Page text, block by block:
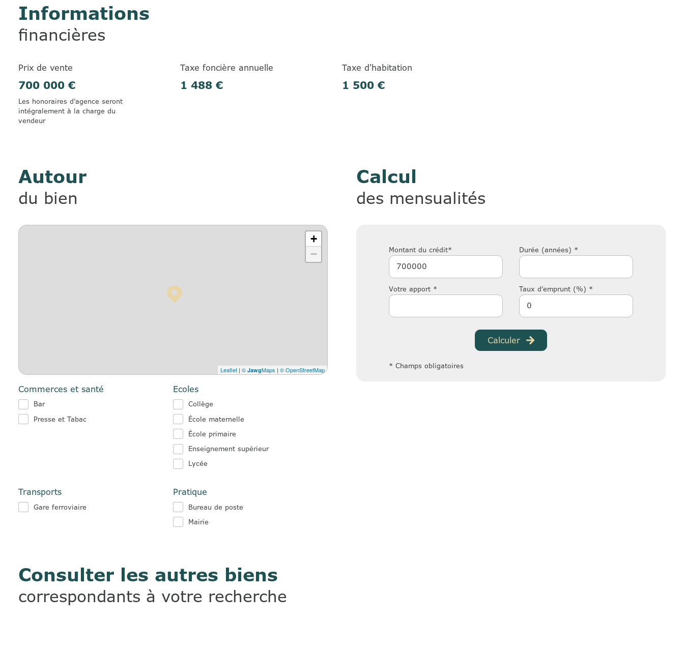
Informations
financières
Prix de vente
700 000 €
Les honoraires d'agence seront
intégralement à la charge du
vendeur
Taxe foncière annuelle
1 488 €
Taxe d'habitation
1 500 €
Autour
du bien
+
−
Leaflet | © JawgMaps | © OpenStreetMap
Commerces et santé
Bar
Presse et Tabac
Ecoles
Collège
École maternelle
École primaire
Enseignement supérieur
Lycée
Transports
Gare ferroviaire
Pratique
Bureau de poste
Mairie
Calcul
des mensualités
Montant du crédit* Durée (années) *
Votre apport * Taux d'emprunt (%) *
Calculer
* Champs obligatoires
Consulter les autres biens
correspondants à votre recherche